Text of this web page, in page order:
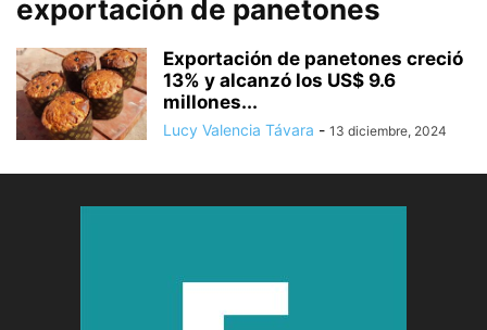
exportación de panetones
Exportación de panetones creció
13% y alcanzó los US$ 9.6
millones...
Lucy Valencia Távara - 13 diciembre, 2024